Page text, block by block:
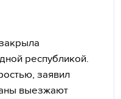
республикой.
заявил
выезжают